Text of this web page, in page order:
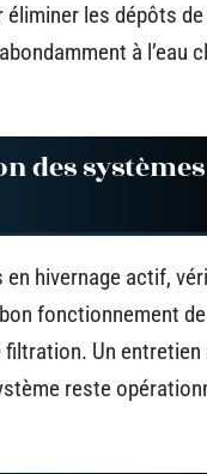
éliminer les dépôts
à l’eau
des
hivernage actif,
fonctionnement
Un entretien
reste